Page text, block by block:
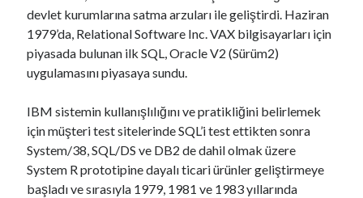
OpenCart 4 İçin Nasıl Eklenti Geliştirilir? için
Proje Yaptıriçinsustartx
Proje Yaptıriçinsustartx
Apache Server Yeniden Başlatma Sorunu ve ÇözümüiçinDoram
Proje Yaptıriçinselamun aleykum
Arşivler
Nisan 2024
Mart 2024
devlet kurumlarına satma arzuları ile geliştirdi. Haziran
1979’da, Relational Software Inc. VAX bilgisayarları için
piyasada bulunan ilk SQL, Oracle V2 (Sürüm2)
uygulamasını piyasaya sundu.
IBM sistemin kullanışlılığını ve pratikliğini belirlemek
için müşteri test sitelerinde SQL’i test ettikten sonra
System/38, SQL/DS ve DB2 de dahil olmak üzere
System R prototipine dayalı ticari ürünler geliştirmeye
başladı ve sırasıyla 1979, 1981 ve 1983 yıllarında